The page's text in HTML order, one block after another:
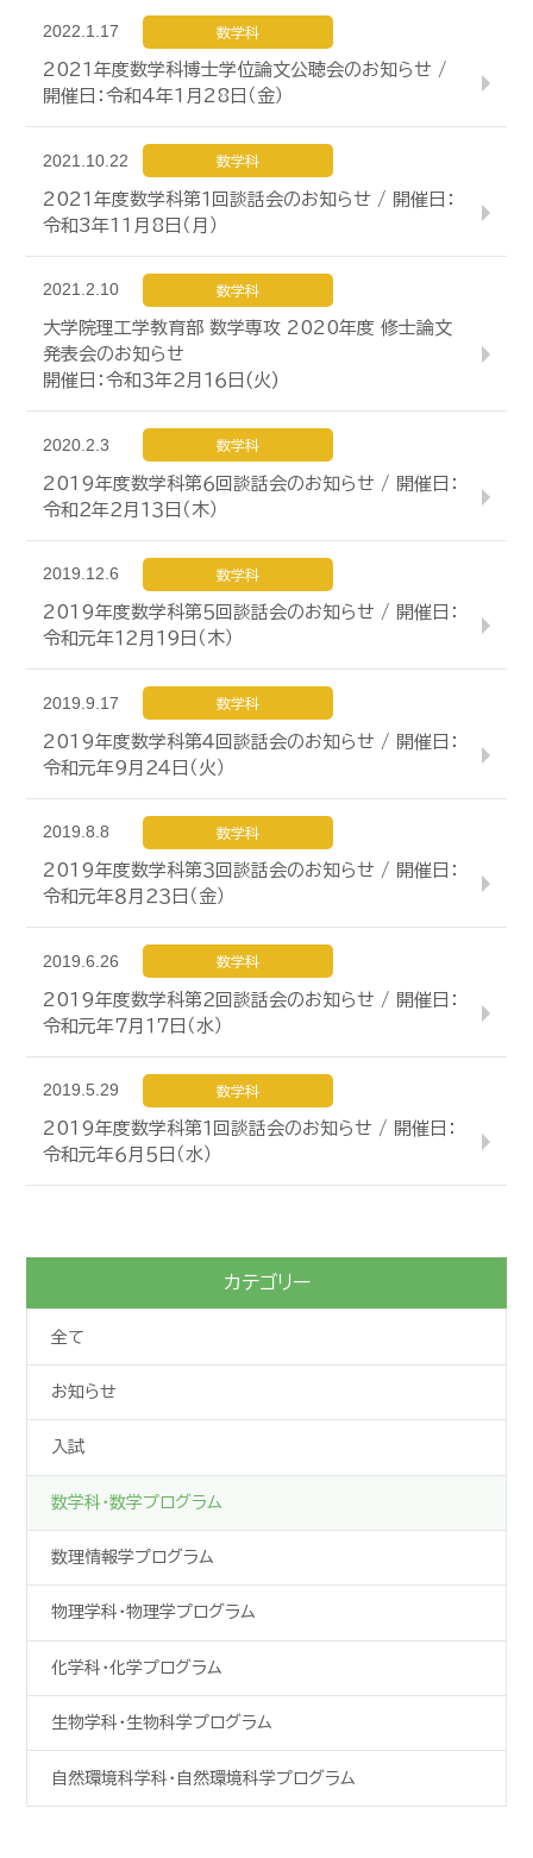
カテゴリー
全て
お知らせ
入試
数学科・数学プログラム
数理情報学プログラム
物理学科・物理学プログラム
化学科・化学プログラム
生物学科・ 生物科学プログラム
自然環境科学科・ 自然環境科学プログラム
2022.1.17 数学科
2021年度数学科博士学位論文公聴会のお知らせ /
開催日：令和4年1月28日（金）
2021.10.22 数学科
2021年度数学科第１回談話会のお知らせ / 開催日：
令和3年11月8日（月）
2021.2.10 数学科
大学院理工学教育部 数学専攻 2020年度 修士論文
発表会のお知らせ
開催日：令和３年２月１６日(火)
2020.2.3 数学科
2019年度数学科第６回談話会のお知らせ / 開催日：
令和２年２月１３日（木）
2019.12.6 数学科
2019年度数学科第５回談話会のお知らせ / 開催日：
令和元年１２月１９日（木）
2019.9.17 数学科
2019年度数学科第４回談話会のお知らせ / 開催日：
令和元年９月２４日（火）
2019.8.8 数学科
2019年度数学科第３回談話会のお知らせ / 開催日：
令和元年８月２３日（金）
2019.6.26 数学科
2019年度数学科第２回談話会のお知らせ / 開催日：
令和元年７月１７日（水）
2019.5.29 数学科
2019年度数学科第１回談話会のお知らせ / 開催日：
令和元年６月５日（水）